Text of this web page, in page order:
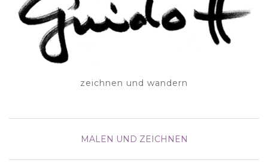
zeichnen und wandern
MALEN UND ZEICHNEN